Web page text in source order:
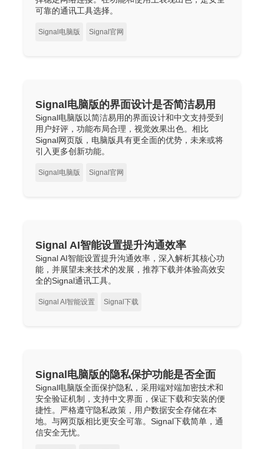
可靠的通讯工具选择。
Signal电脑版 Signal官网
Signal电脑版的界面设计是否简洁易用
Signal电脑版以简洁易用的界面设计和中文支持受到
用户好评，功能布局合理，视觉效果出色。相比
Signal网页版，电脑版具有更全面的优势，未来或将
引入更多创新功能。
Signal电脑版 Signal官网
Signal AI智能设置提升沟通效率
Signal AI智能设置提升沟通效率，深入解析其核心功
能，并展望未来技术的发展，推荐下载并体验高效安
全的Signal通讯工具。
Signal AI智能设置 Signal下载
Signal电脑版的隐私保护功能是否全面
Signal电脑版全面保护隐私，采用端对端加密技术和
安全验证机制，支持中文界面，保证下载和安装的便
捷性。严格遵守隐私政策，用户数据安全存储在本
地。与网页版相比更安全可靠。Signal下载简单，通
信安全无忧。